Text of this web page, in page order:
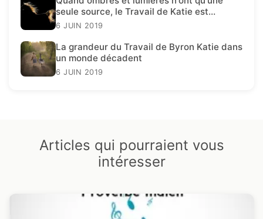
seule source, le Travail de Katie est
présent.
6 JUIN 2019
La grandeur du Travail de Byron Katie dans
un monde décadent
6 JUIN 2019
Articles qui pourraient vous
intéresser